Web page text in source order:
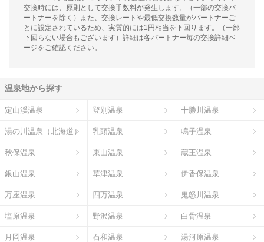
交換時には、原則として交換手数料が発生します。（一部の交換パ
ートナーを除く）また、交換レートや最低交換数量がパートナーご
とに設定されているため、実質的には1円相当を下回ります。（一部
下回らない場合もございます）詳細は各パートナー毎の交換詳細ペ
ージをご確認ください。
温泉地から探す
定山渓温泉 登別温泉 十勝川温泉
湯の川温泉（北海道） 乳頭温泉 鳴子温泉
秋保温泉 東山温泉 蔵王温泉
銀山温泉 草津温泉 伊香保温泉
万座温泉 四万温泉 鬼怒川温泉
塩原温泉 野沢温泉 白骨温泉
月岡温泉 石和温泉 湯河原温泉